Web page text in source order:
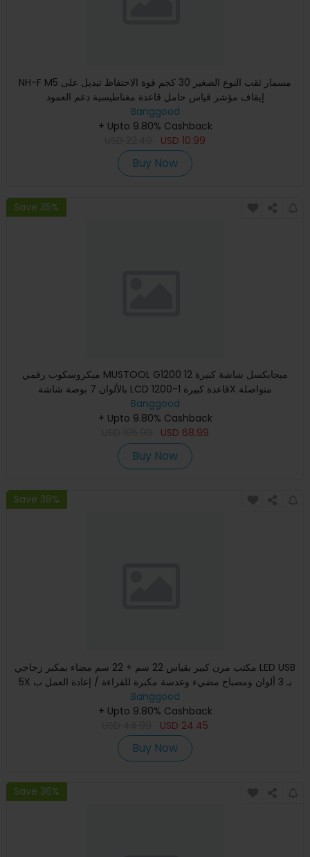
NH-F M5 مسمار ثقب النوع الصغير 30 كجم قوة الاحتفاظ تبديل على
إيقاف مؤشر قياس حامل قاعدة مغناطيسية دعم العمود
Banggood
+ Upto 9.80% Cashback
USD 10.99
Buy Now
Save 35%
ميكروسكوب رقمي MUSTOOL G1200 12 ميجابكسل شاشة كبيرة
بالألوان 7 بوصة شاشة LCD قاعدة كبيرة 1-1200X متواصلة
Banggood
+ Upto 9.80% Cashback
USD 68.99
Buy Now
Save 38%
مكتب مرن كبير بقياس 22 سم + 22 سم مضاء بمكبر زجاجي LED USB
5X بـ 3 ألوان ومصباح مضيء وعدسة مكبرة للقراءة / إعادة العمل ب
Banggood
+ Upto 9.80% Cashback
USD 24.45
Buy Now
Save 36%